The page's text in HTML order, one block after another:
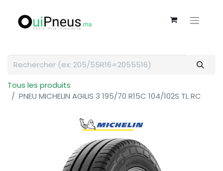
Tous les produits
PNEU MICHELIN AGILIS 3 195/70 R15C 104/102S TL RC